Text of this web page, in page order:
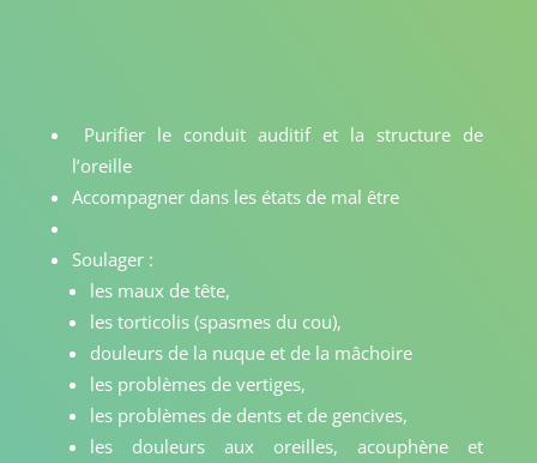
Purifier le conduit auditif et la structure de
l’oreille
Accompagner dans les états de mal être
Soulager :
les maux de tête,
les torticolis (spasmes du cou),
douleurs de la nuque et de la mâchoire
les problèmes de vertiges,
les problèmes de dents et de gencives,
les douleurs aux oreilles, acouphène et